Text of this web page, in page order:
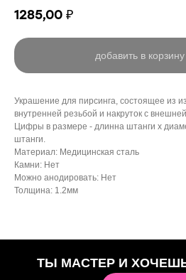
1285,00 ₽
добавить в корзину
Украшение для пирсинга, состоящее из
внутренней резьбой и накруток с
Цифры в размере - длинна штанги х
штанги.
Материал: Медицинская сталь
Камни: Нет
Можно анодировать: Нет
Толщина: 1.2мм
ТЫ МАСТЕР И ХОЧЕШЬ